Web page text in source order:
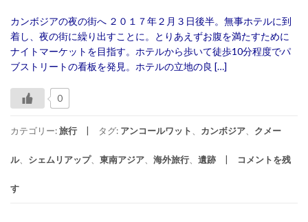
カンボジアの夜の街へ ２０１７年２月３日後半。無事ホテルに到
着し、夜の街に繰り出すことに。とりあえずお腹を満たすために
ナイトマーケットを目指す。ホテルから歩いて徒歩10分程度でパ
ブストリートの看板を発見。ホテルの立地の良 […]
0
カテゴリー:旅行 タグ: アンコールワット、 カンボジア、 クメー
ル、 シェムリアップ、 東南アジア、 海外旅行、 遺跡 コメントを残
す